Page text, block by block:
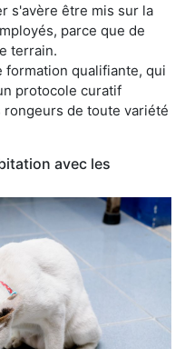
s'avère être mis sur la
parce que de
terrain.
qualifiante, qui
protocole curatif
de toute variété
avec les